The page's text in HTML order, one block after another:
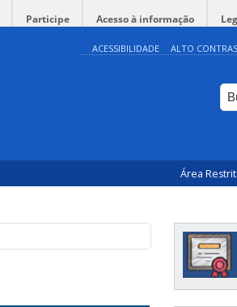
Participe Acesso à informação
ACESSIBILIDADE ALTO
Área